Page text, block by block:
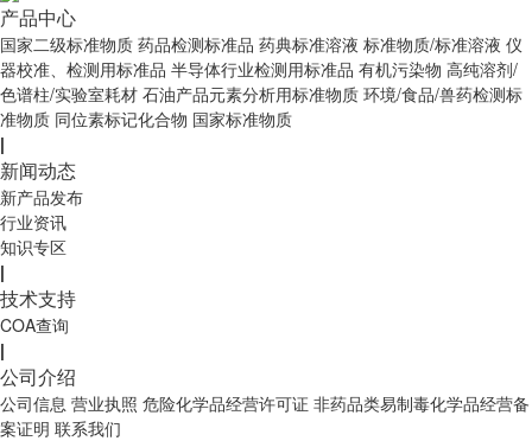
产品中心
国家二级标准物质 药品检测标准品 药典标准溶液 标准物质/标准溶液 仪
器校准、检测用标准品 半导体行业检测用标准品 有机污染物 高纯溶剂/
色谱柱/实验室耗材 石油产品元素分析用标准物质 环境/食品/兽药检测标
准物质 同位素标记化合物 国家标准物质
|
新闻动态
新产品发布
行业资讯
知识专区
|
技术支持
COA查询
|
公司介绍
公司信息 营业执照 危险化学品经营许可证 非药品类易制毒化学品经营备
案证明 联系我们